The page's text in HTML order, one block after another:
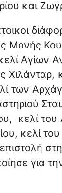
και
Μονής
Αγίων
Χιλάνταρ,
των
κελί του
κελί
για